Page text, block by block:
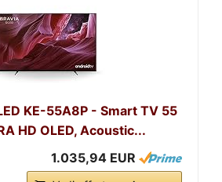
KE-55A8P - Smart TV 55
HD OLED, Acoustic...
1.035,94 EUR